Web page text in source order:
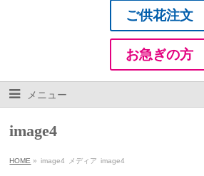
ご供花注文
お急ぎの方
メニュー
image4
HOME » image4 メディア image4